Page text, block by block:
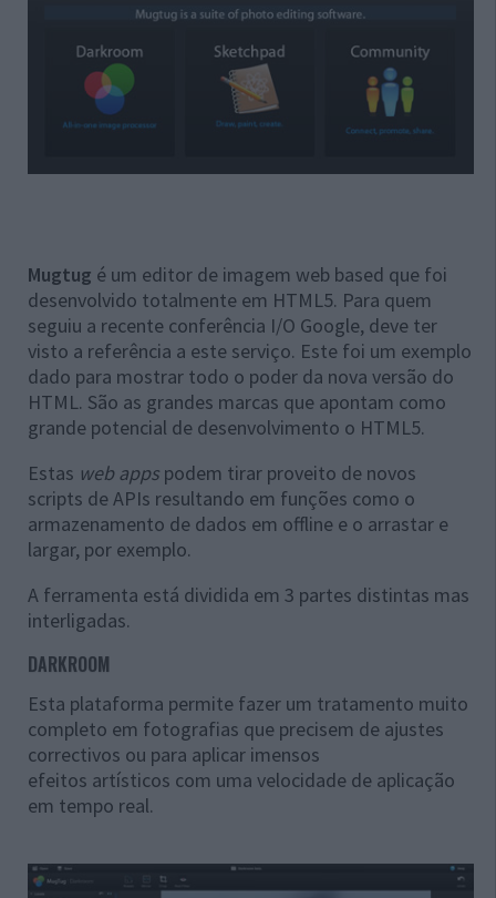
Mugtug é um editor de imagem web based que foi
desenvolvido totalmente em HTML5. Para quem
seguiu a recente conferência I/O Google, deve ter
visto a referência a este serviço. Este foi um exemplo
dado para mostrar todo o poder da nova versão do
HTML. São as grandes marcas que apontam como
grande potencial de desenvolvimento o HTML5.
Estas web apps podem tirar proveito de novos
scripts de APIs resultando em funções como o
armazenamento de dados em offline e o arrastar e
largar, por exemplo.
A ferramenta está dividida em 3 partes distintas mas
interligadas.
DARKROOM
Esta plataforma permite fazer um tratamento muito
completo em fotografias que precisem de ajustes
correctivos ou para aplicar imensos
efeitos artísticos com uma velocidade de aplicação
em tempo real.